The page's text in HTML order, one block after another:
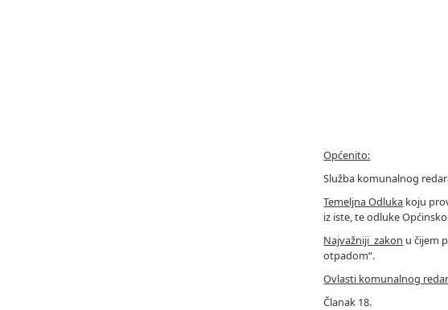
Općenito:
Služba komunalnog
Temeljna Odluka koju
iz iste, te odluke
Najvažniji zakon u čijem
otpadom“.
Ovlasti komunalnog
Članak 18.